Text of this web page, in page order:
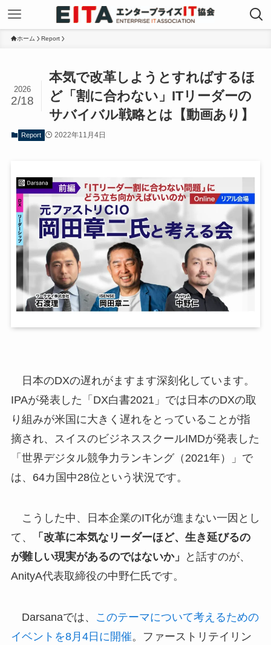
ホーム Report
本気で改革しようとすればするほ
ど「割に合わない」ITリーダーの
サバイバル戦略とは【動画あり】
2026
2/18
Report 2022年11月4日
日本のDXの遅れがますます深刻化しています。
IPAが発表した「DX白書2021」では日本のDXの取
り組みが米国に大きく遅れをとっていることが指
摘され、スイスのビジネススクールIMDが発表した
「世界デジタル競争力ランキング（2021年）」で
は、64カ国中28位という状況です。
こうした中、日本企業のIT化が進まない一因とし
て、
「改革に本気なリーダーほど、生き延びるの
が難しい現実があるのではないか」
と話すのが、
AnityA代表取締役の中野仁氏です。
Darsanaでは、
このテーマについて考えるための
イベントを8月4日に開催。ファーストリテイリン